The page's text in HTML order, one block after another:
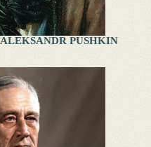
ALEKSANDR PUSHKIN